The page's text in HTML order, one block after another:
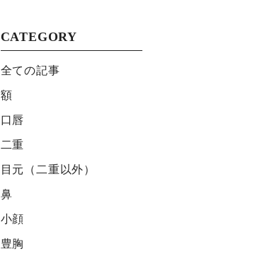
CATEGORY
全ての記事
額
口唇
二重
目元（二重以外）
鼻
小顔
豊胸